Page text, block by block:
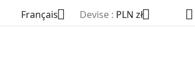
Français Devise : PLN zł 